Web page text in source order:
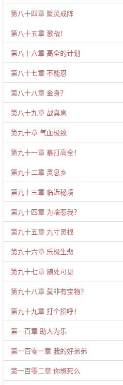
第八十四章 聚灵成阵
第八十五章 激战！
第八十六章 高全的计划
第八十七章 不能忍
第八十八章 金身？
第八十九章 战真息
第九十章 气血极致
第九十一章 暴打高全！
第九十二章 灵息乡
第九十三章 临近秘境
第九十四章 为啥惹我？
第九十五章 九寸灵根
第九十六章 乐极生悲
第九十七章 随处可见
第九十八章 莫非有宝物？
第九十九章 打个招呼！
第一百章 助人为乐
第一百零一章 我的好弟弟
第一百零二章 你想死么